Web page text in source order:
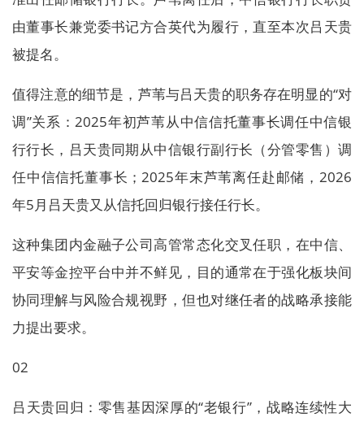
由董事长兼党委书记方合英代为履行，直至本次吕天贵
被提名。
值得注意的细节是，芦苇与吕天贵的职务存在明显的“对
调”关系：2025年初芦苇从中信信托董事长调任中信银
行行长，吕天贵同期从中信银行副行长（分管零售）调
任中信信托董事长；2025年末芦苇离任赴邮储，2026
年5月吕天贵又从信托回归银行接任行长。
这种集团内金融子公司高管常态化交叉任职，在中信、
平安等金控平台中并不鲜见，目的通常在于强化板块间
协同理解与风险合规视野，但也对继任者的战略承接能
力提出要求。
02
吕天贵回归：零售基因深厚的“老银行”，战略连续性大